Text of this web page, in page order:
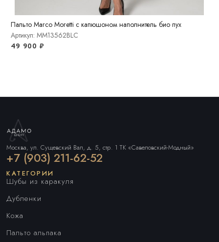
Пальто Marco Moretti с капюшоном наполнитель био пух
Артикул: MM13562BLC
49 900 ₽
Москва, ул. Сущевский Вал, д. 5, стр. 1 ТК «Савеловский-Модный»
+7 (903) 211-62-52
КАТЕГОРИИ
Шубы из каракуля
Дубленки
Кожа
Пальто альпака